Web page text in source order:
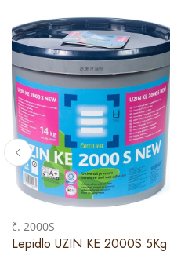
č. 2000S
Lepidlo UZIN KE 2000S 5Kg